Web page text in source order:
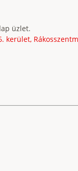
üzlet.
kerület,